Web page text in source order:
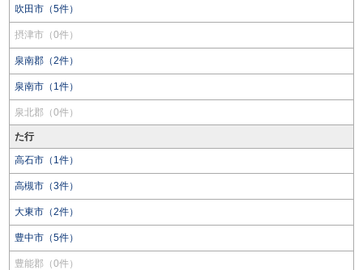
吹田市（5件）
摂津市（0件）
泉南郡（2件）
泉南市（1件）
泉北郡（0件）
た行
高石市（1件）
高槻市（3件）
大東市（2件）
豊中市（5件）
豊能郡（0件）